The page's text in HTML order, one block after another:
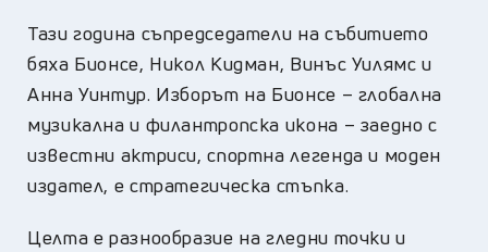
Тази година съпредседатели на събитието
бяха Бионсе, Никол Кидман, Винъс Уилямс и
Анна Уинтур. Изборът на Бионсе – глобална
музикална и филантропска икона – заедно с
известни актриси, спортна легенда и моден
издател, е стратегическа стъпка.
Целта е разнообразие на гледни точки и